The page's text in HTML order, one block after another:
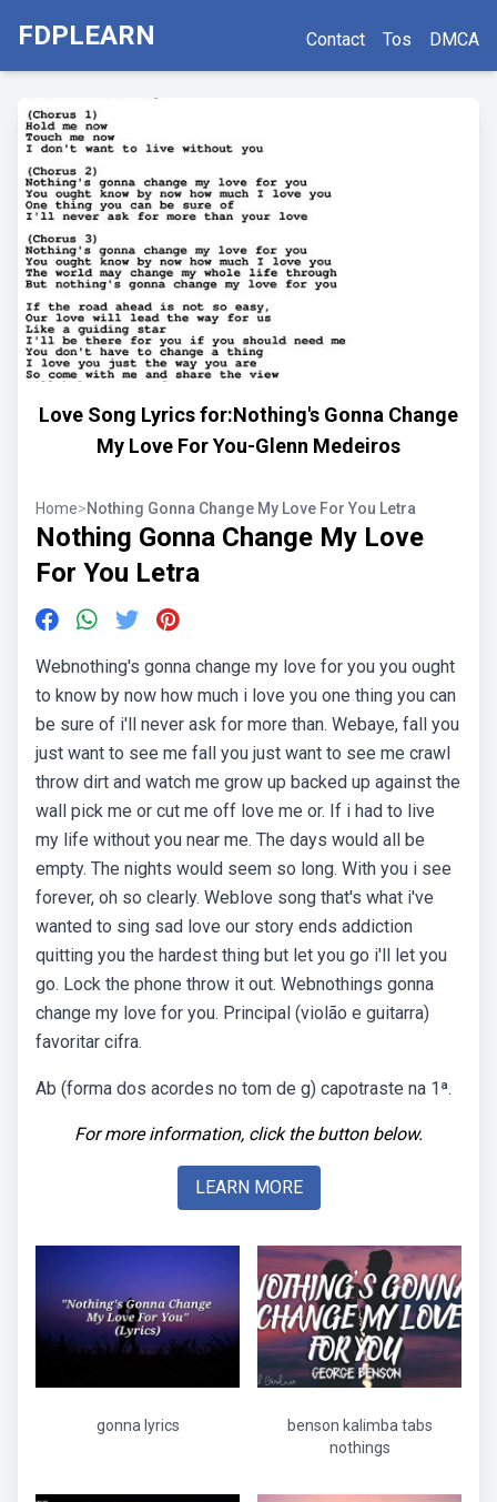
FDPLEARN Contact Tos DMCA
Love Song Lyrics for:Nothing's Gonna Change
My Love For You-Glenn Medeiros
Home>Nothing Gonna Change My Love For You Letra
Nothing Gonna Change My Love
For You Letra
Webnothing's gonna change my love for you you ought
to know by now how much i love you one thing you can
be sure of i'll never ask for more than. Webaye, fall you
just want to see me fall you just want to see me crawl
throw dirt and watch me grow up backed up against the
wall pick me or cut me off love me or. If i had to live
my life without you near me. The days would all be
empty. The nights would seem so long. With you i see
forever, oh so clearly. Weblove song that's what i've
wanted to sing sad love our story ends addiction
quitting you the hardest thing but let you go i'll let you
go. Lock the phone throw it out. Webnothings gonna
change my love for you. Principal (violão e guitarra)
favoritar cifra.
Ab (forma dos acordes no tom de g) capotraste na 1ª.
For more information, click the button below.
LEARN MORE
gonna lyrics
benson kalimba tabs
nothings